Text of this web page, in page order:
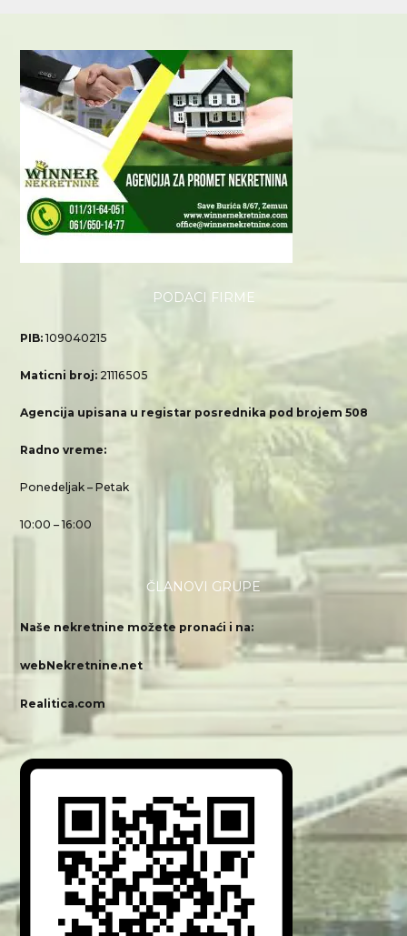
PODACI FIRME
PIB:109040215
Maticni broj: 21116505
Agencija upisana u registar posrednika pod brojem 508
Radno vreme:
Ponedeljak – Petak
10:00 – 16:00
ČLANOVI GRUPE
Naše nekretnine možete pronaći i na:
webNekretnine.net
Realitica.com